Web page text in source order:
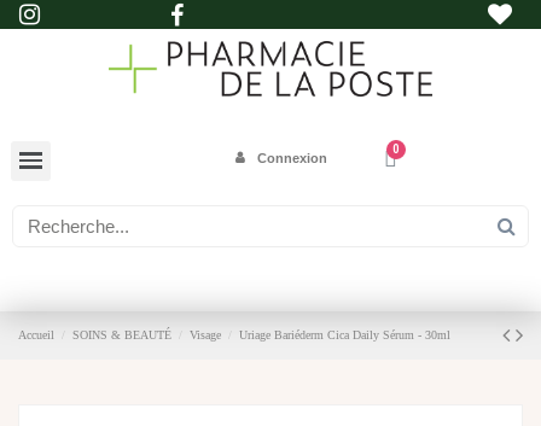
Connexion
Accueil SOINS & BEAUTÉ Visage Uriage Bariéderm Cica Daily Sérum - 30ml